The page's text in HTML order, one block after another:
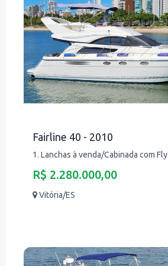
Fairline 40 - 2010
1. Lanchas à venda/Cabinada com Fly
R$ 2.280.000,00
Vitória/ES